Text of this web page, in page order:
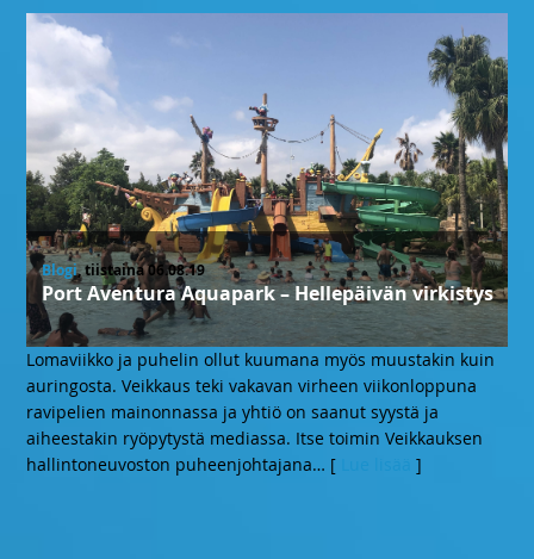
Blogi, tiistaina 06.08.19
Port Aventura Aquapark – Hellepäivän virkistys
Lomaviikko ja puhelin ollut kuumana myös muustakin kuin
auringosta. Veikkaus teki vakavan virheen viikonloppuna
ravipelien mainonnassa ja yhtiö on saanut syystä ja
aiheestakin ryöpytystä mediassa. Itse toimin Veikkauksen
hallintoneuvoston puheenjohtajana… [ ]